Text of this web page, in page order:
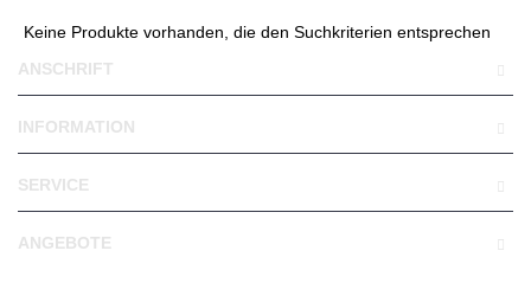
Keine Produkte vorhanden, die den Suchkriterien entsprechen
ANSCHRIFT
INFORMATION
SERVICE
ANGEBOTE